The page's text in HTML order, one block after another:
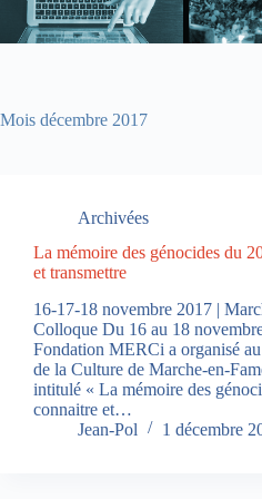
Mois décembre 2017
Archivées
La mémoire des génocides du
et transmettre
16-17-18 novembre 2017 |
Colloque Du 16 au 18
Fondation MERCi a organisé
de la Culture de Marche-en-
intitulé « La mémoire des
connaitre et…
Jean-Pol
1 décembre